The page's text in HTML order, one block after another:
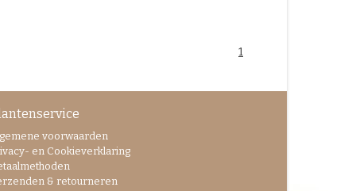
1
voorwaarden
en Cookieverklaring
& retourneren